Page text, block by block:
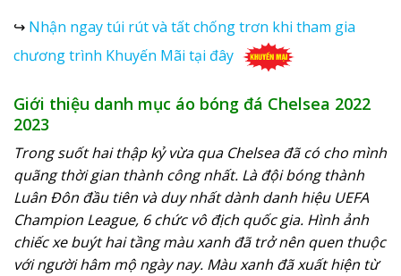
↪ Nhận ngay túi rút và tất chống trơn khi tham gia
chương trình Khuyến Mãi tại đây
Giới thiệu danh mục áo bóng đá Chelsea 2022
2023
Trong suốt hai thập kỷ vừa qua Chelsea đã có cho mình
quãng thời gian thành công nhất. Là đội bóng thành
Luân Đôn đầu tiên và duy nhất dành danh hiệu UEFA
Champion League, 6 chức vô địch quốc gia. Hình ảnh
chiếc xe buýt hai tầng màu xanh đã trở nên quen thuộc
với người hâm mộ ngày nay. Màu xanh đã xuất hiện từ